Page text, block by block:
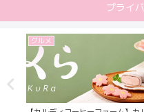
プライ
グルメ